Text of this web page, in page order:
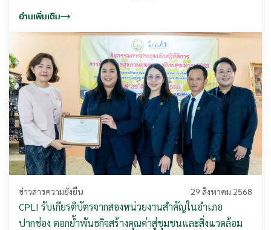
อ่านเพิ่มเติม
ข่าวสารความยั่งยืน 29 สิงหาคม 2568
CPLI รับเกียรติบัตรจากสองหน่วยงานสำคัญในอำเภอ
ปากช่อง ตอกย้ำพันธกิจสร้างคุณค่าสู่ชุมชนและสิ่งแวดล้อม